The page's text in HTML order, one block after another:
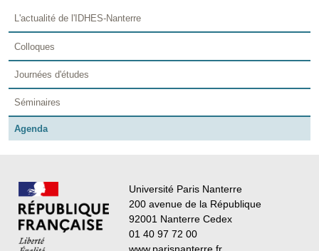
L'actualité de l'IDHES-Nanterre
Colloques
Journées d'études
Séminaires
Agenda
Université Paris Nanterre
200 avenue de la République
92001 Nanterre Cedex
01 40 97 72 00